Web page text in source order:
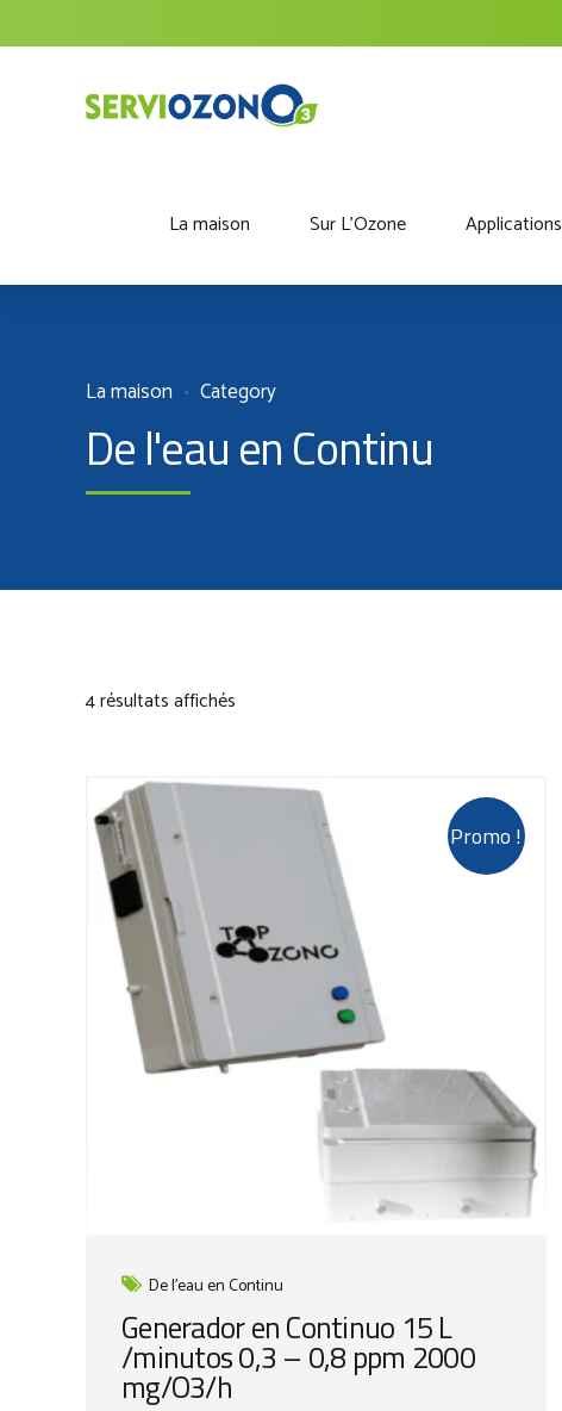
La maison Sur L'Ozone Applications
La maison Category
De l'eau en Continu
4 résultats affichés
Promo !
De l'eau en Continu
Generador en Continuo 15 L
/minutos 0,3 – 0,8 ppm 2000
mg/O3/h